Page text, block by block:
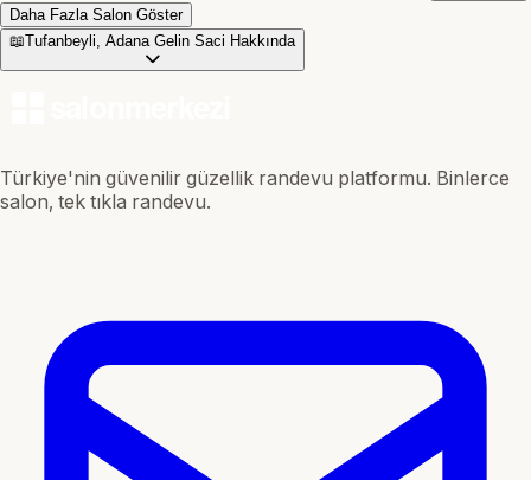
Daha Fazla Salon Göster
📖Tufanbeyli, Adana Gelin Saci Hakkında
Türkiye'nin güvenilir güzellik randevu platformu. Binlerce
salon, tek tıkla randevu.